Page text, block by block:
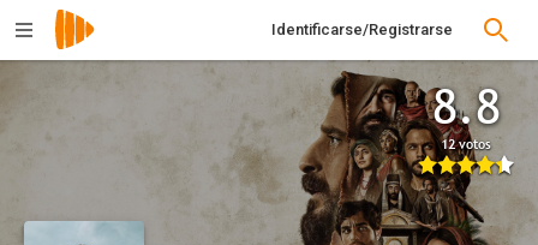
Identificarse/Registrarse
8.8
12 votos